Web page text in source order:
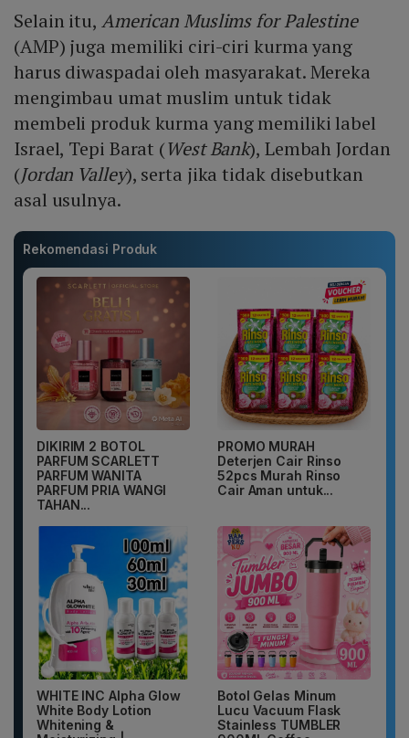
Selain itu, American Muslims for Palestine
(AMP) juga memiliki ciri-ciri kurma yang
harus diwaspadai oleh masyarakat. Mereka
mengimbau umat muslim untuk tidak
membeli produk kurma yang memiliki label
Israel, Tepi Barat (West Bank), Lembah Jordan
(Jordan Valley), serta jika tidak disebutkan
asal usulnya.
Rekomendasi Produk
DIKIRIM 2 BOTOL
PARFUM SCARLETT
PARFUM WANITA
PARFUM PRIA WANGI
TAHAN...
PROMO MURAH
Deterjen Cair Rinso
52pcs Murah Rinso
Cair Aman untuk...
WHITE INC Alpha Glow
White Body Lotion
Whitening &
Botol Gelas Minum
Lucu Vacuum Flask
Stainless TUMBLER